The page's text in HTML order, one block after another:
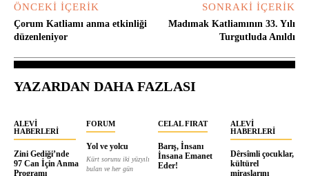
ÖNCEKI İÇERIK
Çorum Katliamı anma etkinliği
düzenleniyor
SONRAKI İÇERIK
Madımak Katliamının 33. Yılı
Turgutluda Anıldı
YAZARDAN DAHA FAZLASI
ALEVI
HABERLERI
Zini Gediği’nde
97 Can İçin Anma
Programı
FORUM
Yol ve yolcu
Kürt sorunu iki yüzyılı
bulan ve her gün
CELAL FIRAT
Barış, İnsanı
İnsana Emanet
Eder!
ALEVI
HABERLERI
Dêrsîmli çocuklar,
kültürel
miraslarını